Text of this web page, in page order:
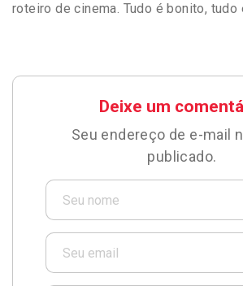
roteiro de cinema. Tudo é bonito, tudo
Deixe um
Seu endereço de e-mail
publicado.